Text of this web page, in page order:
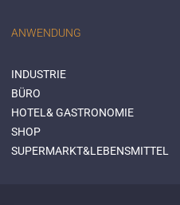
ANWENDUNG
INDUSTRIE
BÜRO
HOTEL& GASTRONOMIE
SHOP
SUPERMARKT&LEBENSMITTEL